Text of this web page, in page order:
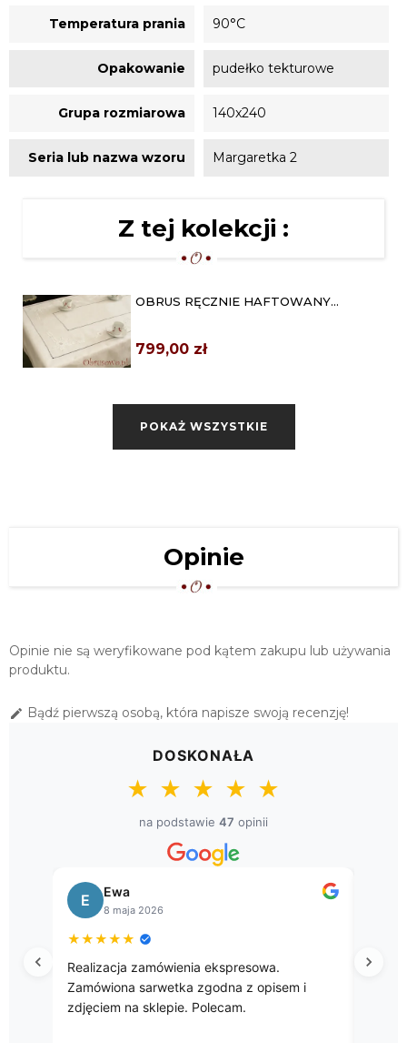
Temperatura prania 90°C
Opakowanie pudełko tekturowe
Grupa rozmiarowa 140x240
Seria lub nazwa wzoru Margaretka 2
Z tej kolekcji :
OBRUS RĘCZNIE HAFTOWANY
799,00 zł
POKAŻ WSZYSTKIE
Opinie
Opinie nie są weryfikowane pod kątem zakupu lub używania
produktu.
 Bądź pierwszą osobą, która napisze swoją recenzję!
DOSKONAŁA
★ ★ ★ ★ ★
na podstawie 47 opinii
E Ewa
8 maja 2026
★★★★★
Realizacja zamówienia ekspresowa.
Zamówiona sarwetka zgodna z opisem i
zdjęciem na sklepie. Polecam.